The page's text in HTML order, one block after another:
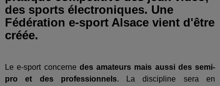
des sports électroniques. Une
Fédération e-sport Alsace vient d'être
créée.
Le e-sport concerne des amateurs mais aussi des semi-
pro et des professionnels. La discipline sera en